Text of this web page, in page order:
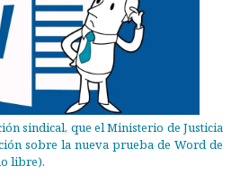
sindical, que el Ministerio de Justicia
sobre la nueva prueba de Word de
libre).